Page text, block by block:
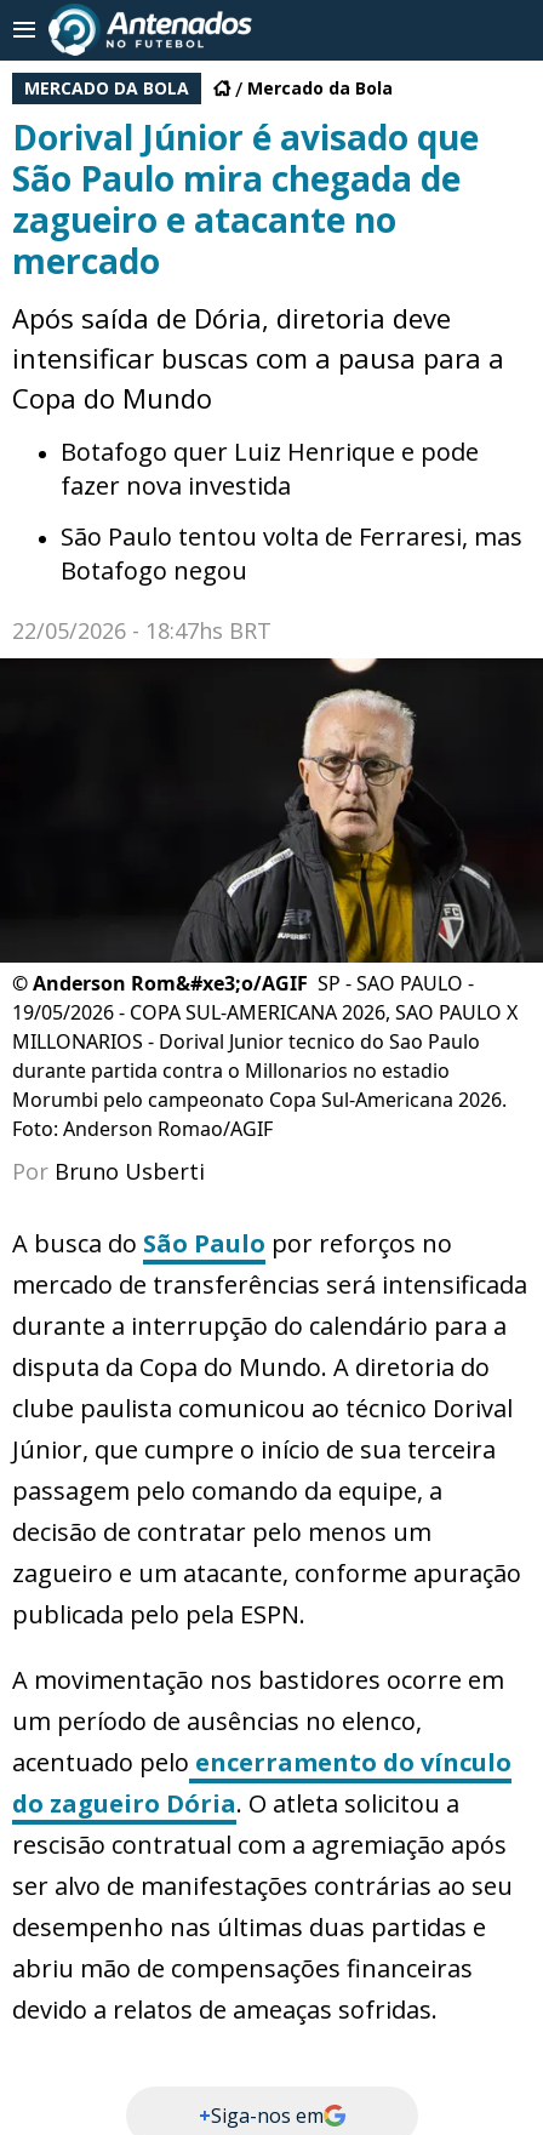
MERCADO DA BOLA Mercado da Bola
Dorival Júnior é avisado que
São Paulo mira chegada de
zagueiro e atacante no
mercado
Após saída de Dória, diretoria deve
intensificar buscas com a pausa para a
Copa do Mundo
Botafogo quer Luiz Henrique e pode
fazer nova investida
São Paulo tentou volta de Ferraresi, mas
Botafogo negou
22/05/2026 - 18:47hs BRT
©Anderson Rom&#xe3;o/AGIF SP - SAO PAULO -
19/05/2026 - COPA SUL-AMERICANA 2026, SAO PAULO X
MILLONARIOS - Dorival Junior tecnico do Sao Paulo
durante partida contra o Millonarios no estadio
Morumbi pelo campeonato Copa Sul-Americana 2026.
Foto: Anderson Romao/AGIF
Por Bruno Usberti
A busca do São Paulo por reforços no
mercado de transferências será intensificada
durante a interrupção do calendário para a
disputa da Copa do Mundo. A diretoria do
clube paulista comunicou ao técnico Dorival
Júnior, que cumpre o início de sua terceira
passagem pelo comando da equipe, a
decisão de contratar pelo menos um
zagueiro e um atacante, conforme apuração
publicada pelo pela ESPN.
A movimentação nos bastidores ocorre em
um período de ausências no elenco,
acentuado pelo encerramento do vínculo
do zagueiro Dória. O atleta solicitou a
rescisão contratual com a agremiação após
ser alvo de manifestações contrárias ao seu
desempenho nas últimas duas partidas e
abriu mão de compensações financeiras
devido a relatos de ameaças sofridas.
+Siga-nos em